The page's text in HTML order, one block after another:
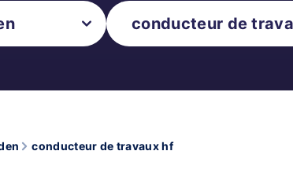
conducteur de travaux hf